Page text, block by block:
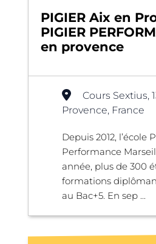
PIGIER Aix en
PIGIER
en provence
Cours Sextius,
Provence, France
Depuis 2012, l’école
Performance
année, plus de 300
formations
au Bac+5. En sep ...